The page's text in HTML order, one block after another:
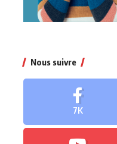
Nous suivre
7K